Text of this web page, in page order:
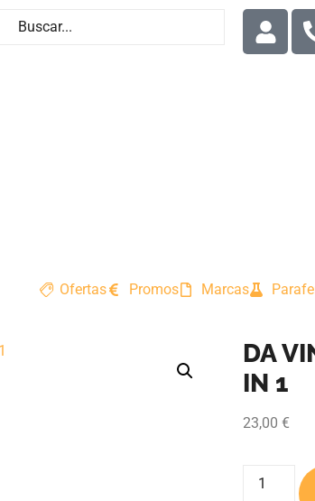
Ofertas Promos Marcas
DA
IN 1
23,00 €